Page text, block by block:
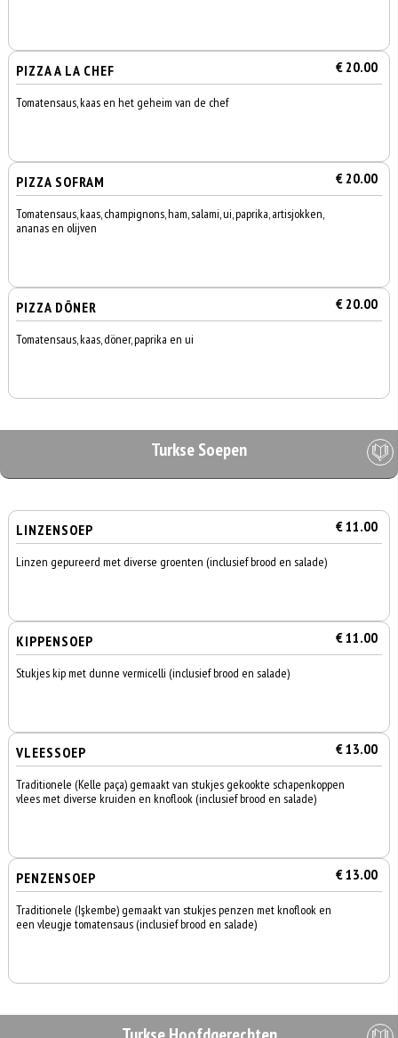
PIZZA A LA CHEF € 20.00
Tomatensaus, kaas en het geheim van de chef
PIZZA SOFRAM € 20.00
Tomatensaus, kaas, champignons, ham, salami, ui, paprika, artisjokken,
ananas en olijven
PIZZA DÖNER € 20.00
Tomatensaus, kaas, döner, paprika en ui
Turkse Soepen
LINZENSOEP € 11.00
Linzen gepureerd met diverse groenten (inclusief brood en salade)
KIPPENSOEP € 11.00
Stukjes kip met dunne vermicelli (inclusief brood en salade)
VLEESSOEP € 13.00
Traditionele (Kelle paça) gemaakt van stukjes gekookte schapenkoppen
vlees met diverse kruiden en knoflook (inclusief brood en salade)
PENZENSOEP € 13.00
Traditionele (Işkembe) gemaakt van stukjes penzen met knoflook en
een vleugje tomatensaus (inclusief brood en salade)